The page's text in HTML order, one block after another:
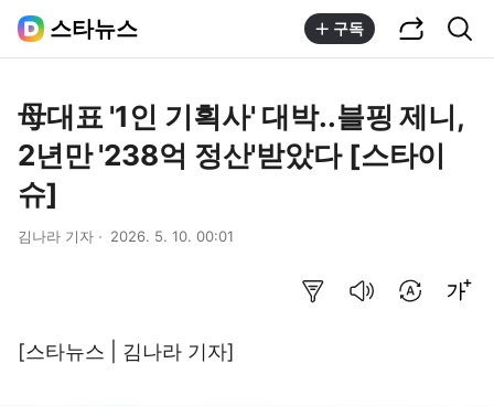
스타뉴스 구독
母대표 '1인 기획사' 대박..블핑 제니,
2년만 '238억 정산'받았다 [스타이
슈]
김나라 기자 2026. 5. 10. 00:01
[스타뉴스 | 김나라 기자]